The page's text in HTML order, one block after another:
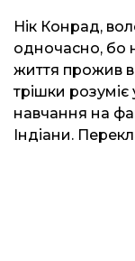
Нік Конрад,
одночасно, бо
життя прожив в
трішки розуміє
навчання на
Індіани.